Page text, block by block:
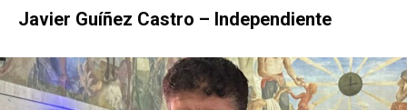
Javier Guíñez Castro – Independiente